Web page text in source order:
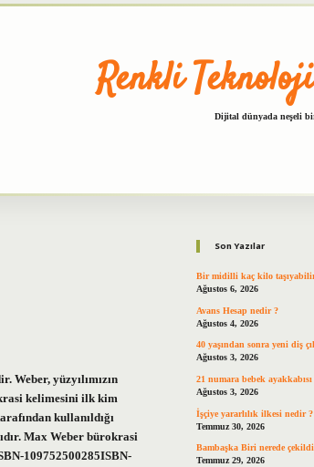
Renkli
Dijital dünyada neşeli
yüzyılımızın
kelimesini ilk kim
kullanıldığı
Max Weber bürokrasi
109752500285ISBN-
Son Yazılar
Bir midilli kaç kilo
Ağustos 6, 2026
Avans Hesap nedir ?
Ağustos 4, 2026
40 yaşından sonra yeni diş
Ağustos 3, 2026
21 numara bebek
Ağustos 3, 2026
İşçiye yararlılık ilkesi nedir ?
Temmuz 30, 2026
Bambaşka Biri nerede
Temmuz 29, 2026